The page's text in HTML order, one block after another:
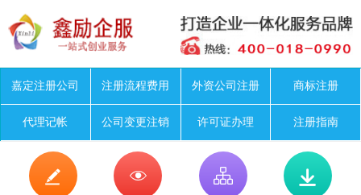
嘉定注册公司 注册流程费用 外资公司注册 商标注册
代理记帐 公司变更注销 许可证办理 注册指南
   